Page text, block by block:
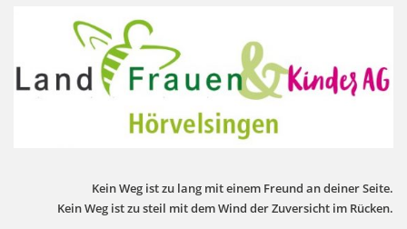
Kein Weg ist zu lang mit einem Freund an deiner Seite.
Kein Weg ist zu steil mit dem Wind der Zuversicht im Rücken.